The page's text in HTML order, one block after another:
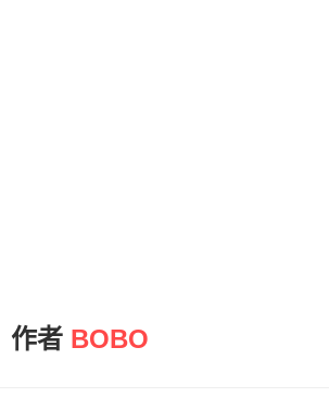
作者 BOBO